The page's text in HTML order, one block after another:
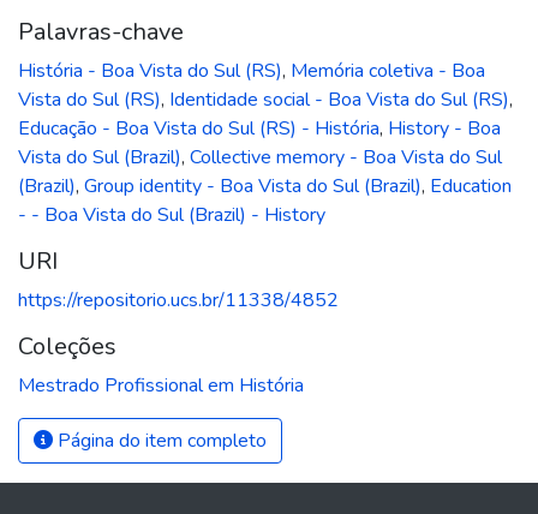
Palavras-chave
História - Boa Vista do Sul (RS), Memória coletiva - Boa
Vista do Sul (RS), Identidade social - Boa Vista do Sul (RS),
Educação - Boa Vista do Sul (RS) - História, History - Boa
Vista do Sul (Brazil), Collective memory - Boa Vista do Sul
(Brazil), Group identity - Boa Vista do Sul (Brazil), Education
- - Boa Vista do Sul (Brazil) - History
URI
https://repositorio.ucs.br/11338/4852
Coleções
Mestrado Profissional em História
Página do item completo